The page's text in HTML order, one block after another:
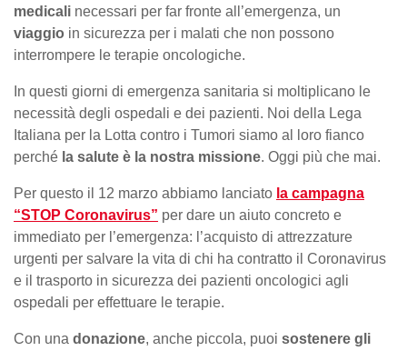
medicali necessari per far fronte all’emergenza, un
viaggio in sicurezza per i malati che non possono
interrompere le terapie oncologiche.
In questi giorni di emergenza sanitaria si moltiplicano le
necessità degli ospedali e dei pazienti. Noi della Lega
Italiana per la Lotta contro i Tumori siamo al loro fianco
perché la salute è la nostra missione. Oggi più che mai.
Per questo il 12 marzo abbiamo lanciato la campagna
“STOP Coronavirus” per dare un aiuto concreto e
immediato per l’emergenza: l’acquisto di attrezzature
urgenti per salvare la vita di chi ha contratto il Coronavirus
e il trasporto in sicurezza dei pazienti oncologici agli
ospedali per effettuare le terapie.
Con una donazione, anche piccola, puoi sostenere gli